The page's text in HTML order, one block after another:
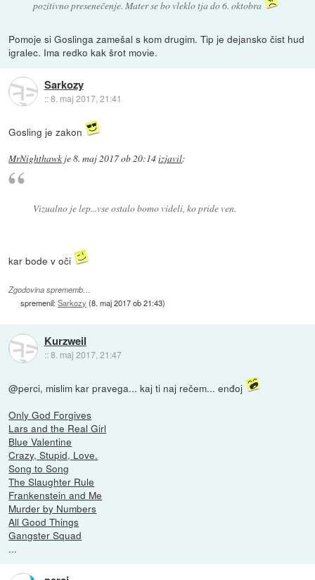
pozitivno presenečenje. Mater se bo vleklo tja do 6. oktobra
Pomoje si Goslinga zamešal s kom drugim. Tip je dejansko čist hud
igralec. Ima redko kak šrot movie.
Sarkozy
::8. maj 2017, 21:41
Gosling je zakon
MrNighthawk je8. maj 2017 ob 20:14izjavil:
Vizualno je lep...vse ostalo bomo videli, ko pride ven.
kar bode v oči
Zgodovina sprememb…
spremenil:Sarkozy (8. maj 2017 ob 21:43)
Kurzweil
::8. maj 2017, 21:47
@perci, mislim kar pravega... kaj ti naj rečem... enđoj
Only God Forgives
Lars and the Real Girl
Blue Valentine
Crazy, Stupid, Love.
Song to Song
The Slaughter Rule
Frankenstein and Me
Murder by Numbers
All Good Things
Gangster Squad
...